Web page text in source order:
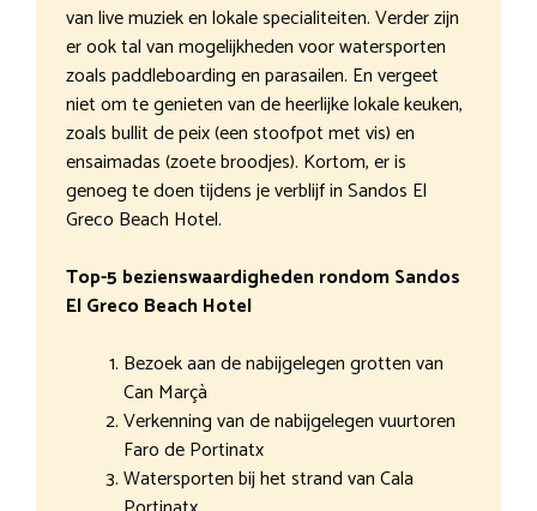
van live muziek en lokale specialiteiten. Verder zijn
er ook tal van mogelijkheden voor watersporten
zoals paddleboarding en parasailen. En vergeet
niet om te genieten van de heerlijke lokale keuken,
zoals bullit de peix (een stoofpot met vis) en
ensaimadas (zoete broodjes). Kortom, er is
genoeg te doen tijdens je verblijf in Sandos El
Greco Beach Hotel.
Top-5 bezienswaardigheden rondom Sandos
El Greco Beach Hotel
Bezoek aan de nabijgelegen grotten van
Can Marçà
Verkenning van de nabijgelegen vuurtoren
Faro de Portinatx
Watersporten bij het strand van Cala